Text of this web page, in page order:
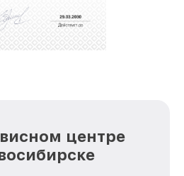
и обрели отличную
совершенствуемся и
центре